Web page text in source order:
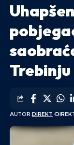
Trebinju
AUTOR:DIREKT